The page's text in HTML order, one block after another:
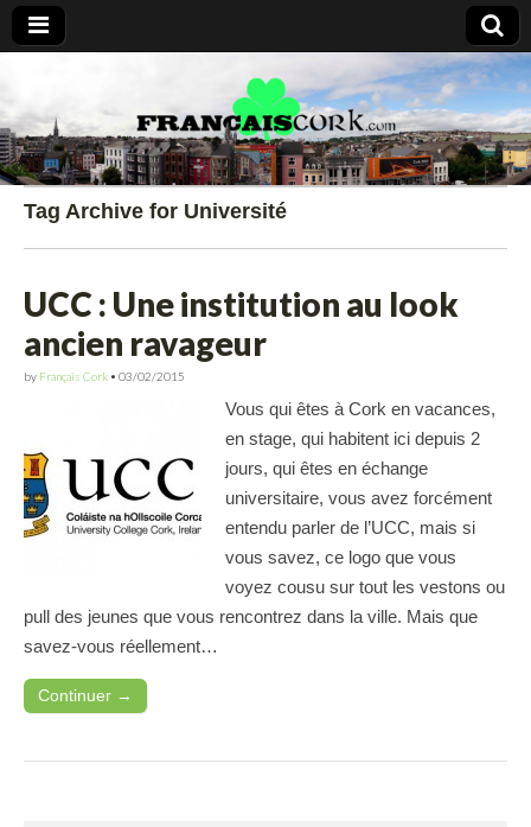
Francais Cork
Tag Archive for Université
UCC : Une institution au look
ancien ravageur
by Français Cork • 03/02/2015
Vous qui êtes à Cork en vacances,
en stage, qui habitent ici depuis 2
jours, qui êtes en échange
universitaire, vous avez forcément
entendu parler de l’UCC, mais si
vous savez, ce logo que vous
voyez cousu sur tout les vestons ou
pull des jeunes que vous rencontrez dans la ville. Mais que
savez-vous réellement…
Continuer →